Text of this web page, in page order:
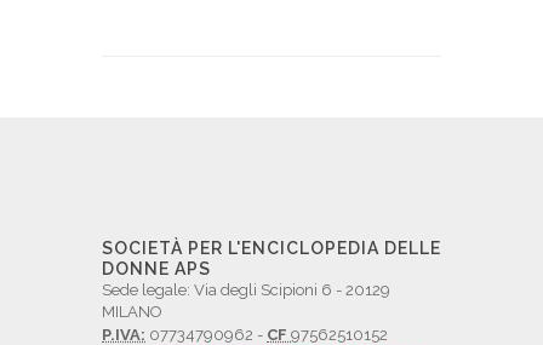
SOCIETÀ PER L'ENCICLOPEDIA DELLE
DONNE APS
Sede legale: Via degli Scipioni 6 - 20129
MILANO
P.IVA: 07734790962 - CF 97562510152